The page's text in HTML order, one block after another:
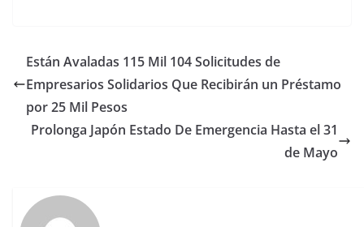
Están Avaladas 115 Mil 104 Solicitudes de
Empresarios Solidarios Que Recibirán un Préstamo
por 25 Mil Pesos
Prolonga Japón Estado De Emergencia Hasta el 31
de Mayo